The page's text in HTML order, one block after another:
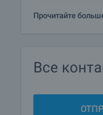
премии
Прочитайте
Все